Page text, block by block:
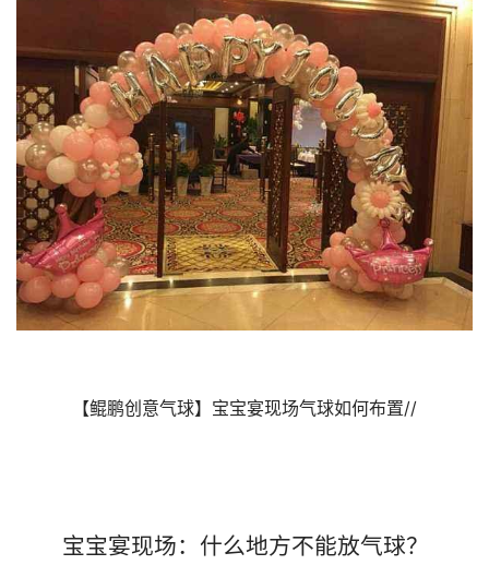
【鲲鹏创意气球】宝宝宴现场气球如何布置//